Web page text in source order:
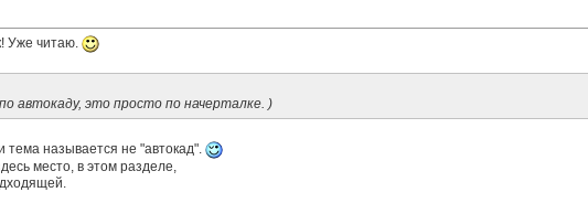
Уже читаю.
автокаду, это просто по начерталке. )
тема называется не "автокад".
место, в этом разделе,